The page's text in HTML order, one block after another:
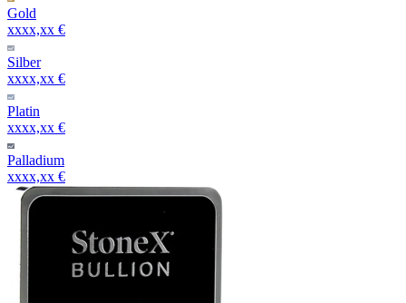
Gold
xxxx,xx €
Silber
xxxx,xx €
Platin
xxxx,xx €
Palladium
xxxx,xx €